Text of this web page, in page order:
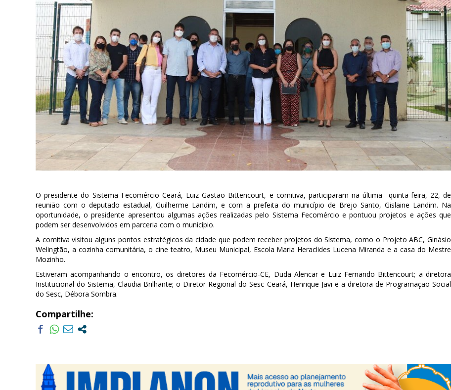
O presidente do Sistema Fecomércio Ceará, Luiz Gastão Bittencourt, e comitiva, participaram na última quinta-feira, 22, de
reunião com o deputado estadual, Guilherme Landim, e com a prefeita do município de Brejo Santo, Gislaine Landim. Na
oportunidade, o presidente apresentou algumas ações realizadas pelo Sistema Fecomércio e pontuou projetos e ações que
podem ser desenvolvidos em parceria com o município.
A comitiva visitou alguns pontos estratégicos da cidade que podem receber projetos do Sistema, como o Projeto ABC, Ginásio
Welingtão, a cozinha comunitária, o cine teatro, Museu Municipal, Escola Maria Heraclides Lucena Miranda e a casa do Mestre
Mozinho.
Estiveram acompanhando o encontro, os diretores da Fecomércio-CE, Duda Alencar e Luiz Fernando Bittencourt; a diretora
Institucional do Sistema, Claudia Brilhante; o Diretor Regional do Sesc Ceará, Henrique Javi e a diretora de Programação Social
do Sesc, Débora Sombra.
Compartilhe: